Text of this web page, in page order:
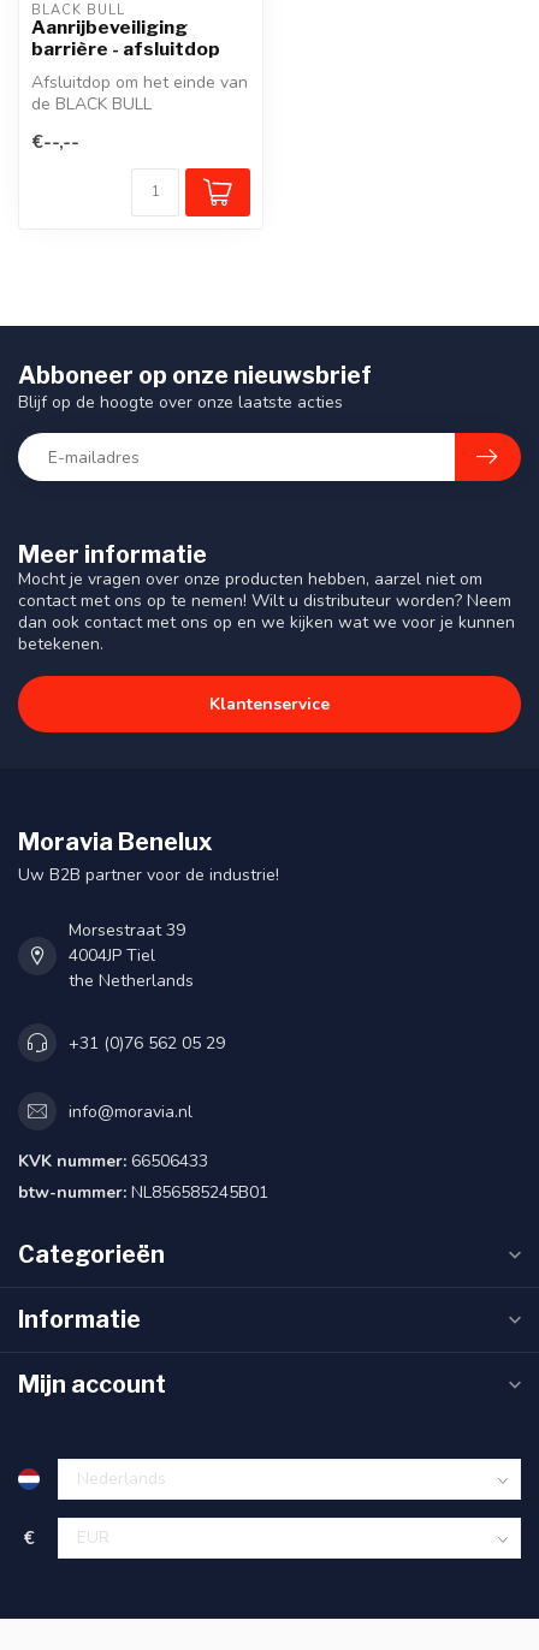
BLACK BULL
Aanrijbeveiliging
barrière - afsluitdop
Afsluitdop om het einde van
de BLACK BULL
keurig af t...
€--,--
Meer informatie
Mocht je vragen over onze producten hebben, aarzel niet om
contact met ons op te nemen! Wilt u distributeur worden? Neem
dan ook contact met ons op en we kijken wat we voor je kunnen
betekenen.
Klantenservice
Abboneer op onze nieuwsbrief
Blijf op de hoogte over onze laatste acties
Moravia Benelux
Uw B2B partner voor de industrie!
Morsestraat 39
4004JP Tiel
the Netherlands
+31 (0)76 562 05 29
info@moravia.nl
KVK nummer: 66506433
btw-nummer: NL856585245B01
Categorieën
Informatie
Mijn account
€